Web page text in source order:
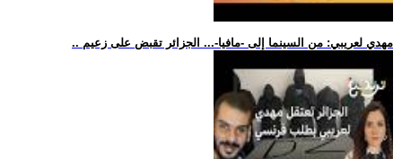
.. مهدي لعريبي: من السينما إلى -مافيا-... الجزائر تقبض على زعيم